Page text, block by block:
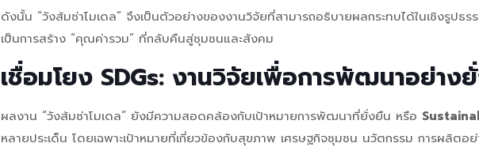
ดังนั้น “วังส้มซ่าโมเดล” จึงเป็นตัวอย่างของงานวิจัยที่สามารถอธิบายผลกระทบได้ในเชิงรูปธร
เป็นการสร้าง “คุณค่ารวม” ที่กลับคืนสู่ชุมชนและสังคม
เชื่อมโยง SDGs: งานวิจัยเพื่อการพัฒนาอย่าง
ผลงาน “วังส้มซ่าโมเดล” ยังมีความสอดคล้องกับเป้าหมายการพัฒนาที่ยั่งยืน หรือ
หลายประเด็น โดยเฉพาะเป้าหมายที่เกี่ยวข้องกับสุขภาพ เศรษฐกิจชุมชน นวัตกรรม การผลิตอ